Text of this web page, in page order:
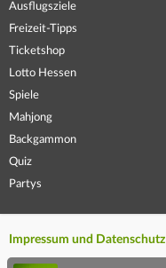
Ausflugsziele
Freizeit-Tipps
Ticketshop
Lotto Hessen
Spiele
Mahjong
Backgammon
Quiz
Partys
Impressum und Datenschutz